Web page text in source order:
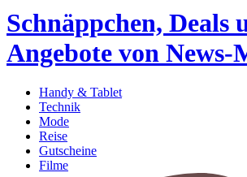
Schnäppchen, Deals
Angebote von News-
Handy & Tablet
Technik
Mode
Reise
Gutscheine
Filme